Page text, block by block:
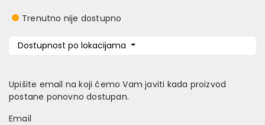
Trenutno nije dostupno
Dostupnost po lokacijama
Upišite email na koji ćemo Vam javiti kada proizvod
postane ponovno dostupan.
Email